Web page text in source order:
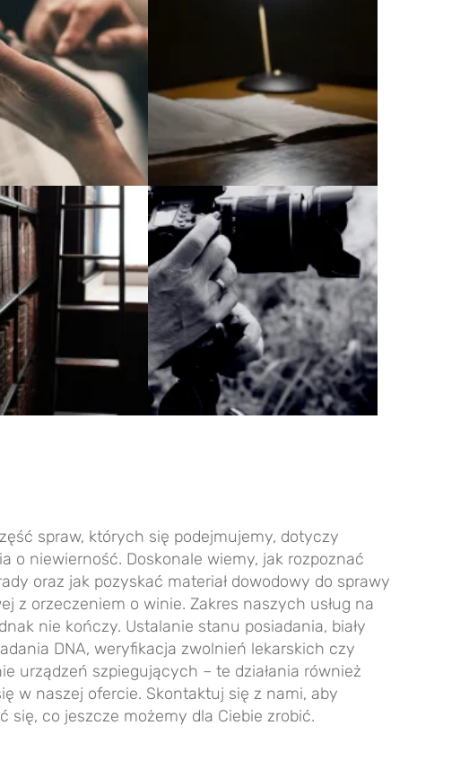
spraw, których się podejmujemy, dotyczy
o niewierność. Doskonale wiemy, jak rozpoznać
oraz jak pozyskać materiał dowodowy do sprawy
z orzeczeniem o winie. Zakres naszych usług na
nie kończy. Ustalanie stanu posiadania, biały
DNA, weryfikacja zwolnień lekarskich czy
urządzeń szpiegujących – te działania również
w naszej ofercie. Skontaktuj się z nami, aby
się, co jeszcze możemy dla Ciebie zrobić.